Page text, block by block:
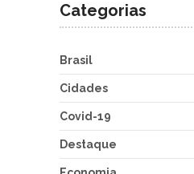
Categorias
Brasil
Cidades
Covid-19
Destaque